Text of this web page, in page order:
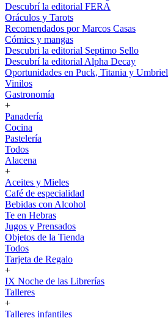
Descubrí la editorial FERA
Oráculos y Tarots
Recomendados por Marcos Casas
Cómics y mangas
Descubri la editorial Septimo Sello
Descubrí la editorial Alpha Decay
Oportunidades en Puck, Titania y Umbriel
Vinilos
Gastronomía
+
Panadería
Cocina
Pastelería
Todos
Alacena
+
Aceites y Mieles
Café de especialidad
Bebidas con Alcohol
Te en Hebras
Jugos y Prensados
Objetos de la Tienda
Todos
Tarjeta de Regalo
+
IX Noche de las Librerías
Talleres
+
Talleres infantiles